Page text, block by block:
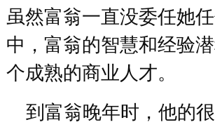
虽然富翁一直没委任她
中，富翁的智慧和经验
个成熟的商业人才。​
到富翁晚年时，他的